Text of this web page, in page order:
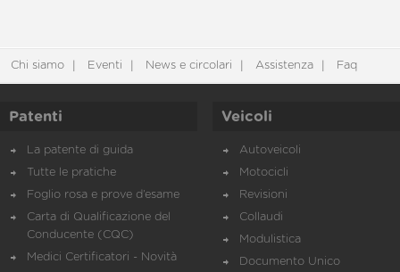
Chi siamo Eventi News e circolari Assistenza Faq
Patenti
La patente di guida
Tutte le pratiche
Foglio rosa e prove d’esame
Carta di Qualificazione del
Conducente (CQC)
Medici Certificatori - Novità
Veicoli
Autoveicoli
Motocicli
Revisioni
Collaudi
Modulistica
Documento Unico